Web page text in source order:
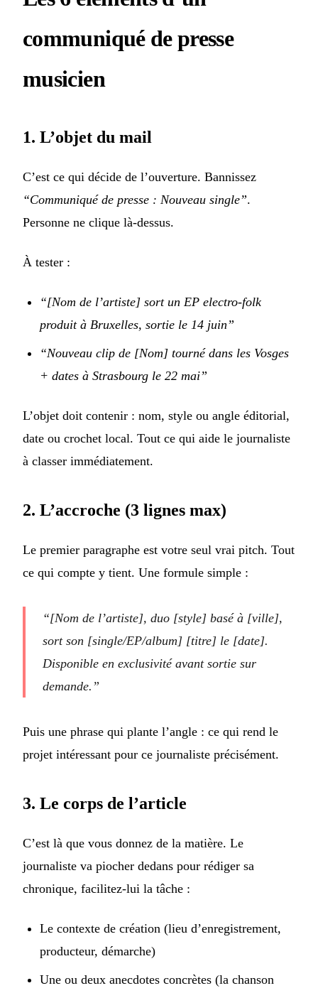
communiqué de presse
musicien
1. L’objet du mail
C’est ce qui décide de l’ouverture. Bannissez
“Communiqué de presse : Nouveau single”.
Personne ne clique là-dessus.
À tester :
“[Nom de l’artiste] sort un EP electro-folk
produit à Bruxelles, sortie le 14 juin”
“Nouveau clip de [Nom] tourné dans les Vosges
+ dates à Strasbourg le 22 mai”
L’objet doit contenir : nom, style ou angle éditorial,
date ou crochet local. Tout ce qui aide le journaliste
à classer immédiatement.
2. L’accroche (3 lignes max)
Le premier paragraphe est votre seul vrai pitch. Tout
ce qui compte y tient. Une formule simple :
“[Nom de l’artiste], duo [style] basé à [ville],
sort son [single/EP/album] [titre] le [date].
Disponible en exclusivité avant sortie sur
demande.”
Puis une phrase qui plante l’angle : ce qui rend le
projet intéressant pour ce journaliste précisément.
3. Le corps de l’article
C’est là que vous donnez de la matière. Le
journaliste va piocher dedans pour rédiger sa
chronique, facilitez-lui la tâche :
Le contexte de création (lieu d’enregistrement,
producteur, démarche)
Une ou deux anecdotes concrètes (la chanson